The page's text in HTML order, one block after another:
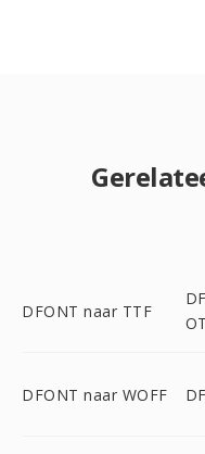
DFONT naar TTF
DFONT naar WOFF